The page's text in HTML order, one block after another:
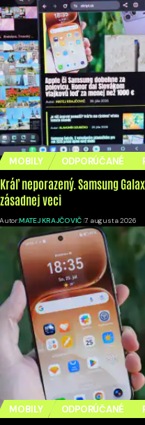
MOBILY ODPORÚČANÉ
Kráľ neporazený. Samsung
zásadnej veci
Autor:MATEJ KRAJČOVIČ 7. augusta 2026
MOBILY ODPORÚČANÉ